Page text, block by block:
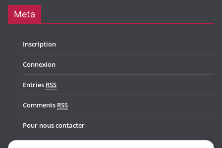
Meta
Inscription
Connexion
Entries RSS
Comments RSS
Pour nous contacter